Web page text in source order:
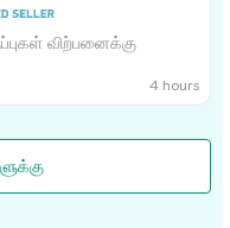
விற்பனைக்கு
4 hours